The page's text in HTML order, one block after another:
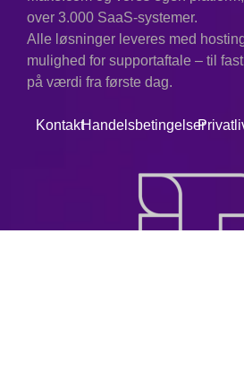
over 3.000 SaaS-systemer.
Alle løsninger leveres med
mulighed for supportaftale – til
på værdi fra første dag.
KontaktHandelsbetingelser